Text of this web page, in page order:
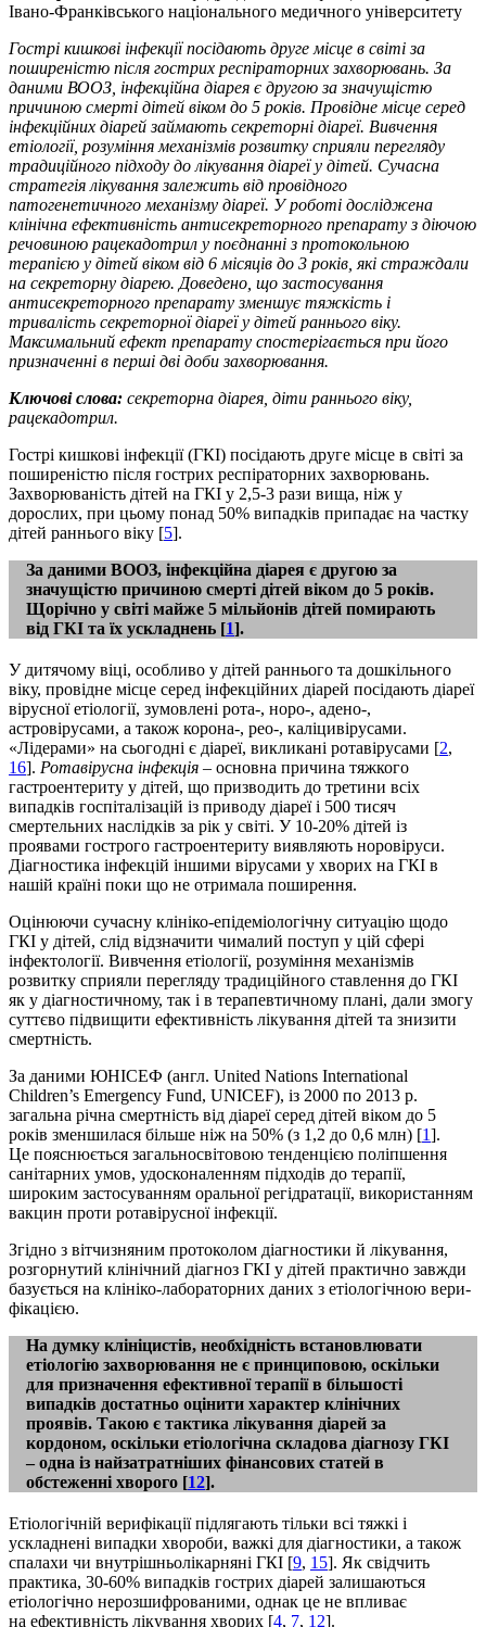
Івано-Франківського національного медичного університету
Гострі кишкові інфекції посідають друге місце в світі за
поширеністю після гострих респіраторних захворювань. За
даними ВООЗ, інфекційна діарея є другою за значущістю
причиною смерті дітей віком до 5 років. Провідне місце серед
інфекційних діарей займають секреторні діареї. Вивчення
етіології, розуміння механізмів розвитку сприяли перегляду
традиційного підходу до лікування діареї у дітей. Сучасна
стратегія лікування залежить від провідного
патогенетичного механізму діареї. У роботі досліджена
клінічна ефективність антисекреторного препарату з діючою
речовиною рацекадотрил у поєднанні з протокольною
терапією у дітей віком від 6 місяців до 3 років, які страждали
на секреторну діарею. Доведено, що застосування
антисекреторного препарату зменшує тяжкість і
тривалість секреторної діареї у дітей раннього віку.
Максимальний ефект препарату спостерігається при його
призначенні в перші дві доби захворювання.
Ключові слова: секреторна діарея, діти раннього віку,
рацекадотрил.
Гострі кишкові інфекції (ГКІ) посідають друге місце в світі за
поширеністю після гострих респіраторних захворювань.
Захворюваність дітей на ГКІ у 2,5-3 рази вища, ніж у
дорослих, при цьому понад 50% випадків припадає на частку
дітей раннього віку [5].
За даними ВООЗ, інфекційна діарея є другою за
значущістю причиною смерті дітей віком до 5 років.
Щорічно у світі майже 5 мільйонів дітей помирають
від ГКІ та їх ускладнень [1].
У дитячому віці, особливо у дітей раннього та дошкільного
віку, провідне місце серед інфекційних діарей посідають діареї
вірусної етіології, зумовлені рота-, норо-, адено-,
астровірусами, а також корона-, рео-, каліцивірусами.
«Лідерами» на сьогодні є діареї, викликані ротавірусами [2,
16]. Ротавірусна інфекція – основна причина тяжкого
гастроентериту у дітей, що призводить до третини всіх
випадків госпіталізацій із приводу діареї і 500 тисяч
смертельних наслідків за рік у світі. У 10-20% дітей із
проявами гострого гастроентериту виявляють норовіруси.
Діагностика інфекцій іншими вірусами у хворих на ГКІ в
нашій країні поки що не отримала поширення.
Оцінюючи сучасну клініко-епідеміологічну ситуа­цію щодо
ГКІ у дітей, слід відзначити чималий поступ у цій сфері
інфектології. Вивчення етіології, розуміння механізмів
розвитку сприяли перегляду традиційного ставлення до ГКІ
як у діагностичному, так і в терапевтичному плані, дали змогу
суттєво підвищити ефективність лікування дітей та знизити
смертність.
За даними ЮНІСЕФ (англ. United Nations Inter­na­tional
Children’s Emergency Fund, UNICEF), із 2000 по 2013 р.
загальна річна смертність від діареї серед дітей віком до 5
років зменшилася більше ніж на 50% (з 1,2 до 0,6 млн) [1].
Це пояснюється загальносвітовою тенденцією поліпшення
санітарних умов, удосконаленням підходів до терапії,
широким застосуванням оральної регідратації, використанням
вакцин проти ротавірусної інфекції.
Згідно з вітчизняним протоколом діагностики й лікування,
розгорнутий клінічний діагноз ГКІ у дітей практично завжди
базується на клініко-лабораторних даних з етіологічною вери­
фікацією.
На думку клініцистів, необхідність встановлювати
етіологію захворювання не є принциповою, оскільки
для призначення ефективної терапії в більшості
випадків достатньо оцінити характер клінічних
проявів. Такою є тактика лікування діарей за
кордоном, оскільки етіологічна складова діагнозу ГКІ
– одна із найзатратніших фінансових статей в
обстеженні хворого [12].
Етіологічній верифікації підлягають тільки всі тяжкі і
ускладнені випадки хвороби, важкі для діагностики, а також
спалахи чи внутрішньолікарняні ГКІ [9, 15]. Як свідчить
практика, 30-60% випадків гострих діарей залишаються
етіологічно нерозшифрованими, однак це не впливає
на ефективність лікування хворих [4, 7, 12].